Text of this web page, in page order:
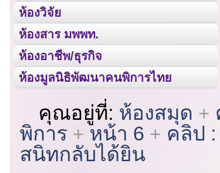
ห้องวิจัย
ห้องสาร มพพท.
ห้องอาชีพ/ธุรกิจ
ห้องมูลนิธิพัฒนาคนพิการไทย
คุณอยู่ที่: ห้องสมุด
พิการ
หน้า 6
คลิป
สนิทกลับได้ยิน